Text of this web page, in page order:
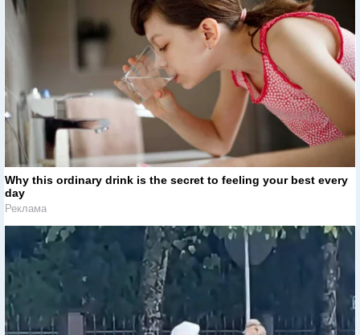
Why this ordinary drink is the secret to feeling your best every
day
Реклама